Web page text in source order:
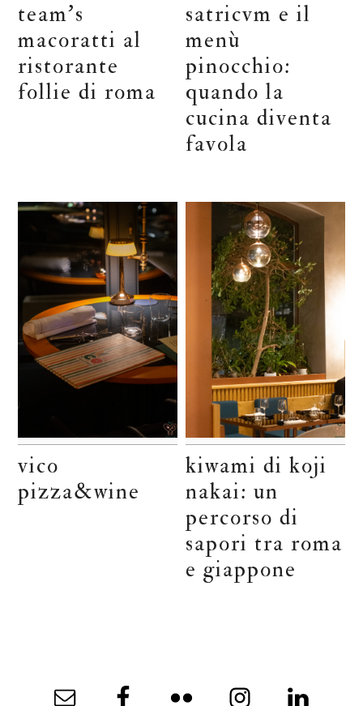
team’s
macoratti al
ristorante
follie di roma
satricvm e il
menù
pinocchio:
quando la
cucina diventa
favola
vico
pizza&wine
kiwami di koji
nakai: un
percorso di
sapori tra roma
e giappone